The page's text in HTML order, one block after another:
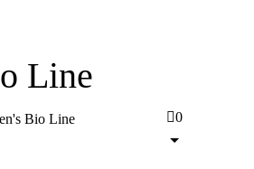
Line
0